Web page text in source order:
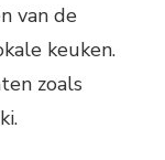
van de
keuken.
zoals